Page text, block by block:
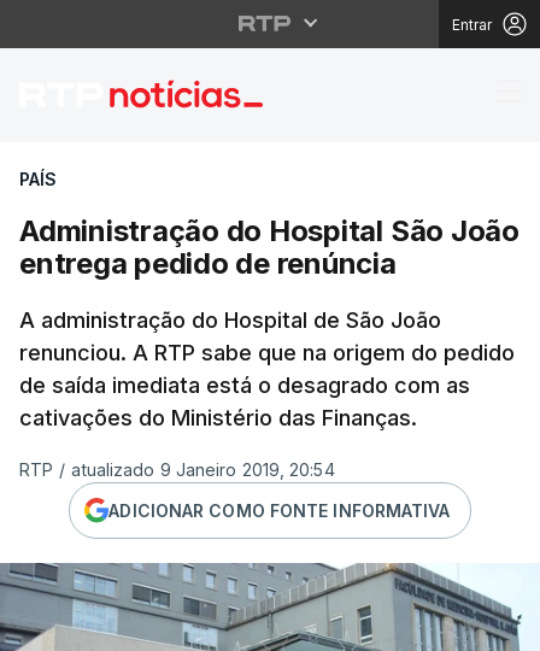
Entrar
Administração do
PAÍS
Administração do Hospital São João
entrega pedido de renúncia
A administração do Hospital de São João
renunciou. A RTP sabe que na origem do pedido
de saída imediata está o desagrado com as
cativações do Ministério das Finanças.
RTP / atualizado 9 Janeiro 2019, 20:54
ADICIONAR COMO FONTE INFORMATIVA